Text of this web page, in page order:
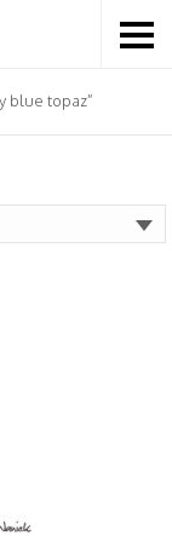
blue topaz”